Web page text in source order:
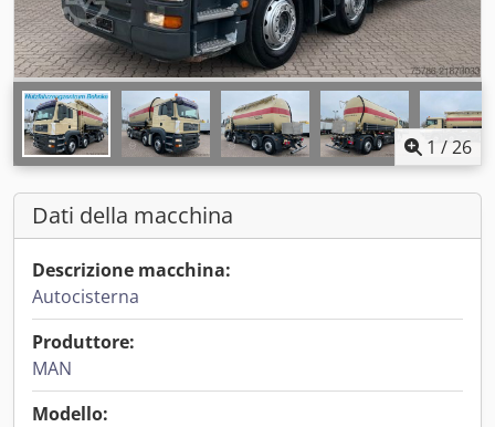
1 /26
Dati della macchina
Descrizione macchina:
Autocisterna
Produttore:
MAN
Modello: